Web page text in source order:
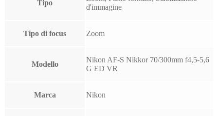
Tipo
d'immagine
Tipo di focus Zoom
Modello
Nikon AF-S Nikkor 70/300mm f4,5-5,6
G ED VR
Marca Nikon